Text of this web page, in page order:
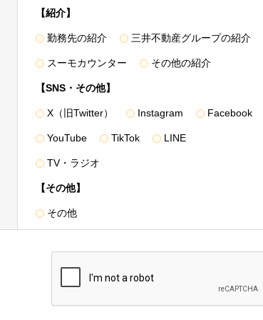
、暗号化する等必要な措置を講じて受け渡しを行います
則った申し出により、第三者への提供を停止いたしま
おり共同利用いたします。
請求・物件エントリーおよび物件来場の際に登録い
項（取引した物件名・価格・対応履歴等を含みます
【紹介】
勤務先の紹介 三井不動産グループの紹介
スーモカウンター その他の紹介
【SNS・その他】
X（旧Twitter） Instagram Facebook
YouTube TikTok LINE
TV・ラジオ
【その他】
その他